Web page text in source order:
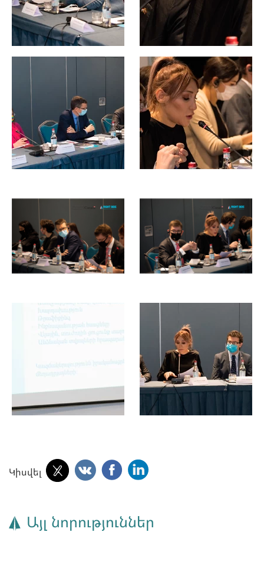
Կիսվել
Այլ նորություններ